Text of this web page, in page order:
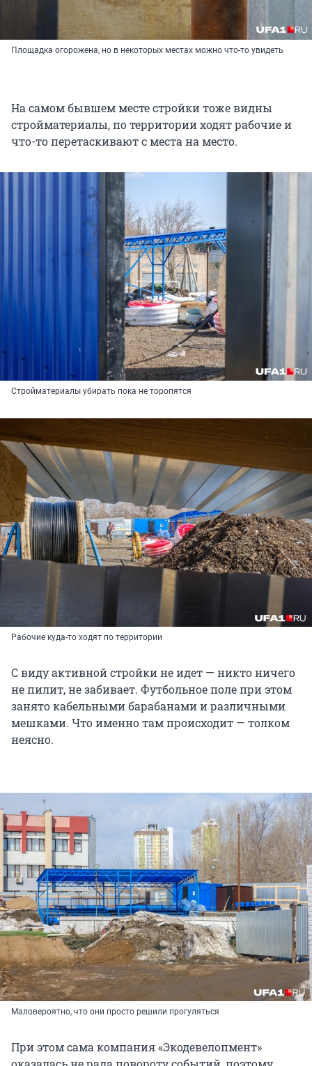
Площадка огорожена, но в некоторых местах можно что-то увидеть
На самом бывшем месте стройки тоже видны
стройматериалы, по территории ходят рабочие и
что-то перетаскивают с места на место.
Стройматериалы убирать пока не торопятся
Рабочие куда-то ходят по территории
С виду активной стройки не идет — никто ничего
не пилит, не забивает. Футбольное поле при этом
занято кабельными барабанами и различными
мешками. Что именно там происходит — толком
неясно.
Маловероятно, что они просто решили прогуляться
При этом сама компания «Экодевелопмент»